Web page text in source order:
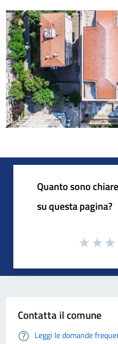
Quanto sono
su questa pagina?
Contatta il comune
Leggi le domande